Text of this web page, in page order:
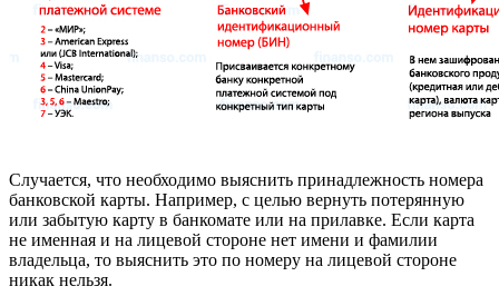
Случается, что необходимо выяснить принадлежность номера
банковской карты. Например, с целью вернуть потерянную
или забытую карту в банкомате или на прилавке. Если карта
не именная и на лицевой стороне нет имени и фамилии
владельца, то выяснить это по номеру на лицевой стороне
никак нельзя.